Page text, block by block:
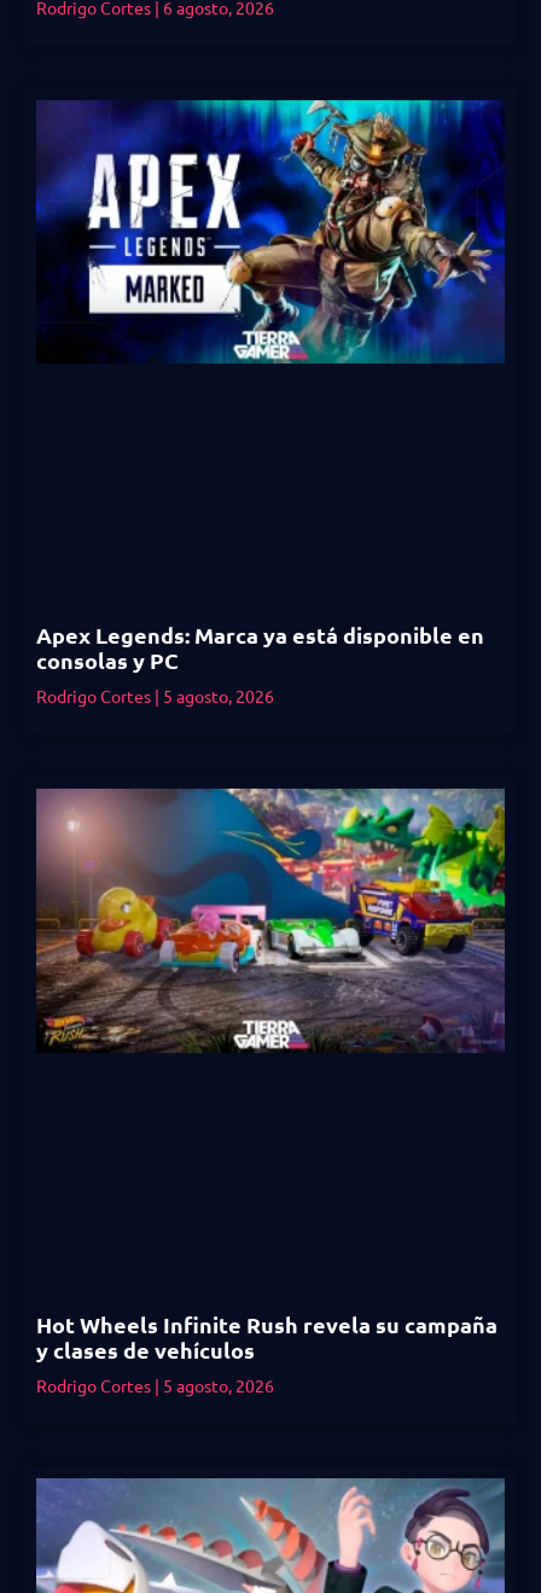
Rodrigo Cortes 6 agosto, 2026
Apex Legends: Marca ya está disponible en
consolas y PC
Rodrigo Cortes 5 agosto, 2026
Hot Wheels Infinite Rush revela su campaña
y clases de vehículos
Rodrigo Cortes 5 agosto, 2026